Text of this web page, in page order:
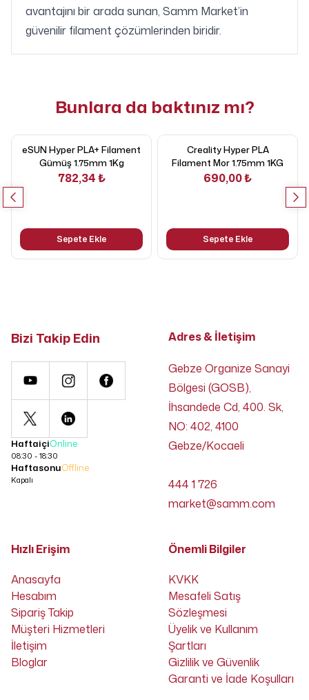
avantajını bir arada sunan, Samm Market’in
güvenilir filament çözümlerinden biridir.
Bunlara da baktınız mı?
eSUN Hyper PLA+ Filament
Gümüş 1.75mm 1Kg
782,34 ₺
Sepete Ekle
Creality Hyper PLA
Filament Mor 1.75mm 1KG
690,00 ₺
Sepete Ekle
Bizi Takip Edin
HaftaiçiOnline
08:30 - 18:30
HaftasonuOffline
Kapalı
Adres & İletişim
Gebze Organize Sanayi
Bölgesi (GOSB),
İhsandede Cd, 400. Sk,
NO: 402, 4100
Gebze/Kocaeli
444 1 726
market@samm.com
Hızlı Erişim
Anasayfa
Hesabım
Sipariş Takip
Müşteri Hizmetleri
İletişim
Bloglar
Önemli Bilgiler
KVKK
Mesafeli Satış
Sözleşmesi
Üyelik ve Kullanım
Şartları
Gizlilik ve Güvenlik
Garanti ve İade Koşulları